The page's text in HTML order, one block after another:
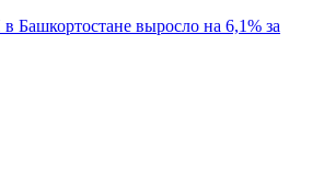
Башкортостане выросло на 6,1% за